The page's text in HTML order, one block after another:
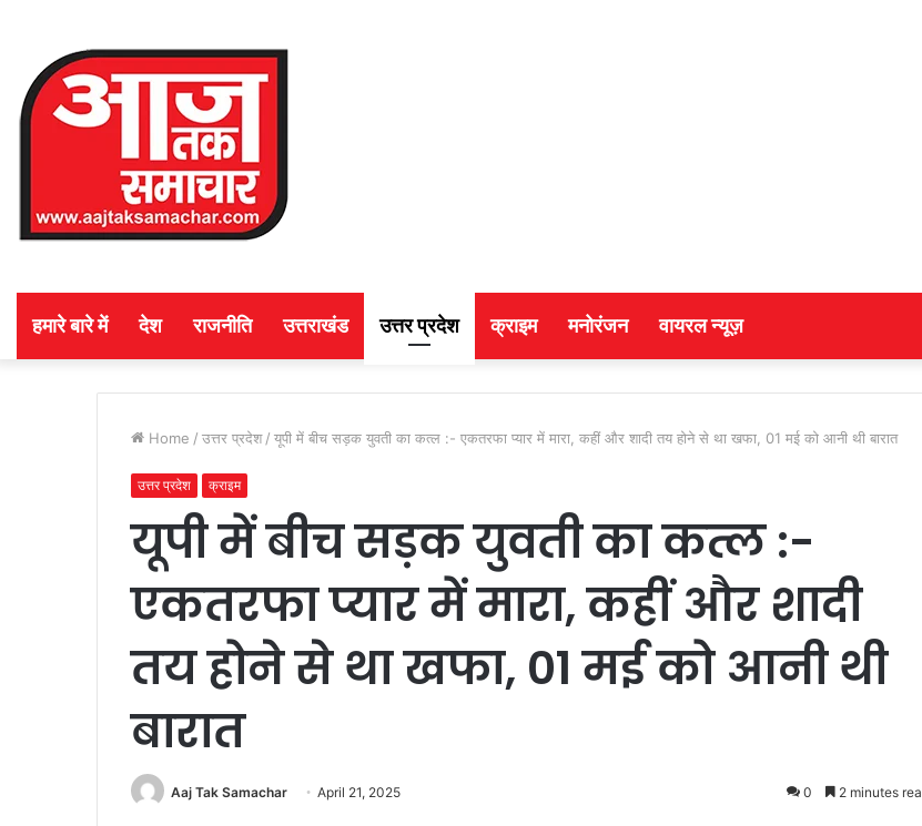
हमारे बारे में देश राजनीति उत्तराखंड उत्तर प्रदेश क्राइम मनोरंजन वायरल न्यूज़
Home / उत्तर प्रदेश / यूपी में बीच सड़क युवती का कत्ल :- एकतरफा प्यार में मारा, कहीं और शादी तय होने से था खफा, 01 मई को आनी थी बारात
उत्तर प्रदेश क्राइम
यूपी में बीच सड़क युवती का कत्ल :-
एकतरफा प्यार में मारा, कहीं और शादी
तय होने से था खफा, 01 मई को आनी थी
बारात
Aaj Tak Samachar April 21, 2025 0 2 minutes